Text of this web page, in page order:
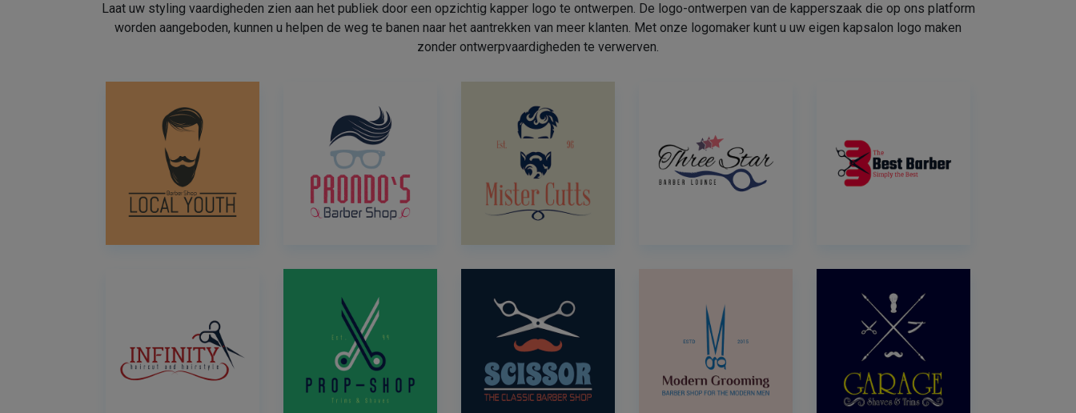
Laat uw styling vaardigheden zien aan het publiek door een opzichtig kapper logo te ontwerpen. De logo-ontwerpen van de kapperszaak die op ons platform
worden aangeboden, kunnen u helpen de weg te banen naar het aantrekken van meer klanten. Met onze logomaker kunt u uw eigen kapsalon logo maken
zonder ontwerpvaardigheden te verwerven.